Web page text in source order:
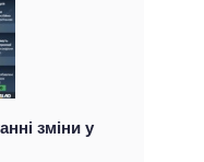
зміни у